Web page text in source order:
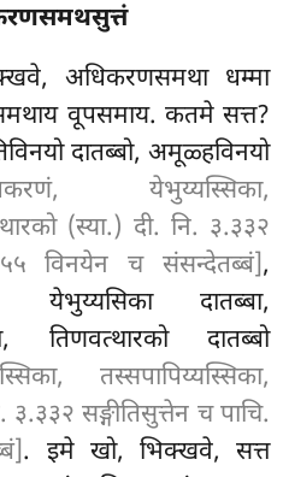
अधिकरणसमथा धम्मा
समथाय वूपसमाय. कतमे सत्त?
दातब्बो, अमूळ्हविनयो
येभुय्यस्सिका,
(स्या.) दी. नि. ३.३३२
विनयेन च संसन्देतब्बं],
येभुय्यसिका दातब्बा,
तिणवत्थारको दातब्बो
तस्सपापिय्यस्सिका,
३.३३२ सङ्गीतिसुत्तेन च पाचि.
. इमे खो, भिक्खवे, सत्त